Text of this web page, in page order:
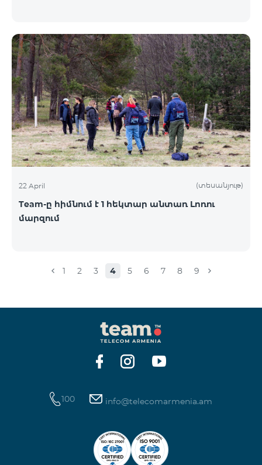
22 April (տեսանյութ)
Team-ը հիմնում է 1 հեկտար անտառ Լոռու
մարզում
1 2 3 4 5 6 7 8 9
100 info@telecomarmenia.am